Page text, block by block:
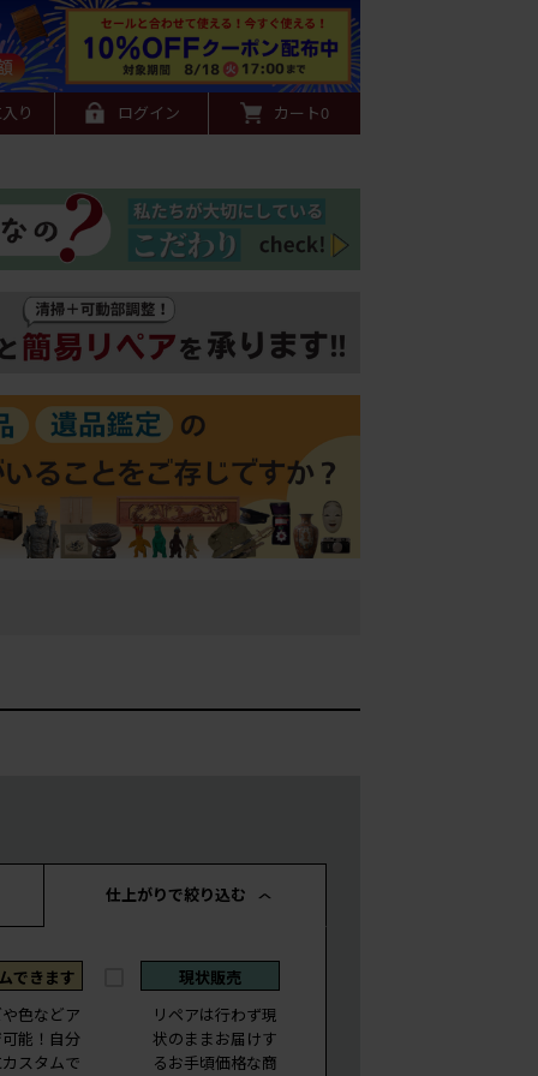
り ログイン カート0
仕上がりで絞り込む
できます
色などア
能！自分
スタムで
現状販売
リペアは行わず現
状のままお届けす
るお手頃価格な商